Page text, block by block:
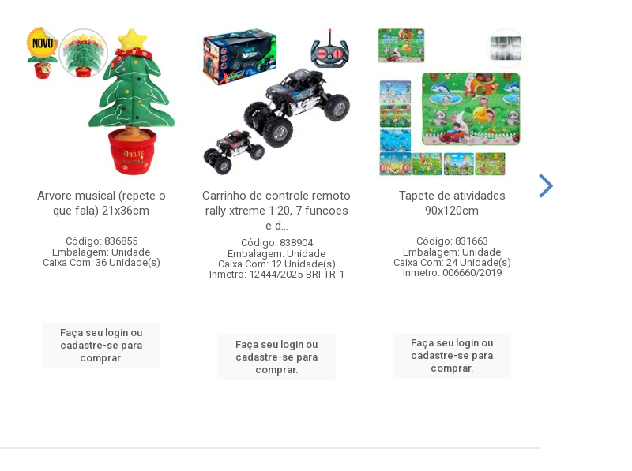
Arvore musical (repete o
que fala) 21x36cm
Código: 836855
Embalagem: Unidade
Caixa Com: 36 Unidade(s)
Faça seu login ou
cadastre-se para
comprar.
Carrinho de controle remoto
rally xtreme 1:20, 7 funcoes
e d...
Código: 838904
Embalagem: Unidade
Caixa Com: 12 Unidade(s)
Inmetro: 12444/2025-BRI-TR-1
Faça seu login ou
cadastre-se para
comprar.
Tapete de atividades
90x120cm
Código: 831663
Embalagem: Unidade
Caixa Com: 24 Unidade(s)
Inmetro: 006660/2019
Faça seu login ou
cadastre-se para
comprar.